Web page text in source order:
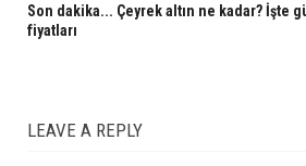
Son dakika... Çeyrek altın ne kadar? İşte
fiyatları
LEAVE A REPLY